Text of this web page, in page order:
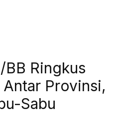
Ringkus
Provinsi,
Sabu